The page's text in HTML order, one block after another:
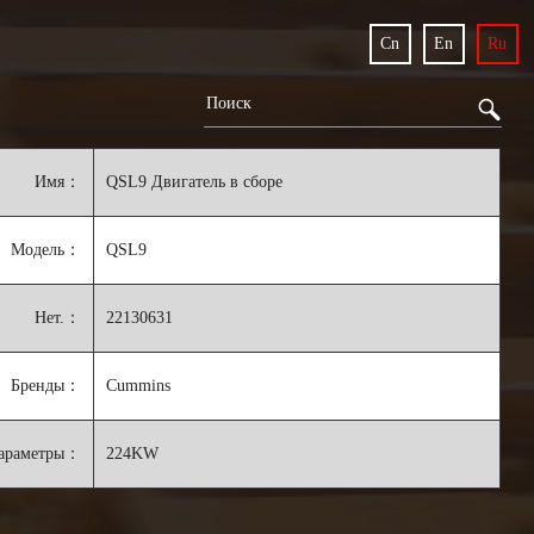
Cn En Ru
Имя： QSL9 Двигатель в сборе
Модель： QSL9
Нет.： 22130631
Бренды： Cummins
： 224KW